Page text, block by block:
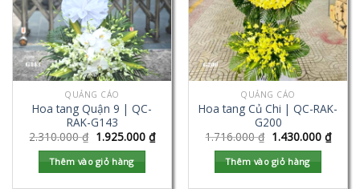
QUẢNG CÁO
Hoa tang Quận 9 | QC-
RAK-G143
2.310.000₫ 1.925.000 ₫
Thêm vào giỏ hàng
QUẢNG CÁO
Hoa tang Củ Chi | QC-RAK-
G200
1.716.000₫ 1.430.000 ₫
Thêm vào giỏ hàng